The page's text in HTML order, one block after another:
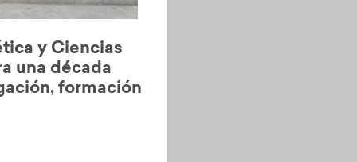
y Ciencias
una década
formación